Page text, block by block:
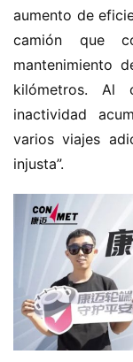
aumento de
camión que
mantenimiento
kilómetros.
inactividad
varios viajes
injusta”.